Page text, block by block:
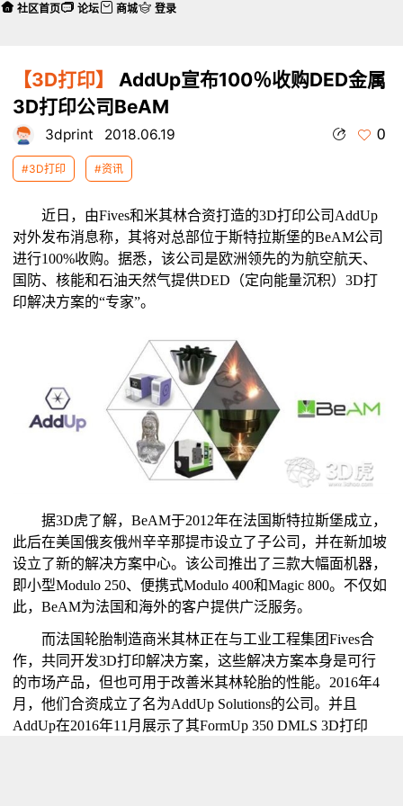
【3D打印】
AddUp宣布100％收购DED金属
3D打印公司BeAM
3dprint 2018.06.19 0
#3D打印 #资讯
近日，由Fives和米其林合资打造的3D打印公司AddUp
对外发布消息称，其将对总部位于斯特拉斯堡的BeAM公司
进行100%收购。据悉，该公司是欧洲领先的为航空航天、
国防、核能和石油天然气提供DED（定向能量沉积）3D打
印解决方案的“专家”。
据3D虎了解，BeAM于2012年在法国斯特拉斯堡成立，
此后在美国俄亥俄州辛辛那提市设立了子公司，并在新加坡
设立了新的解决方案中心。该公司推出了三款大幅面机器，
即小型Modulo 250、便携式Modulo 400和Magic 800。不仅如
此，BeAM为法国和海外的客户提供广泛服务。
而法国轮胎制造商米其林正在与工业工程集团Fives合
作，共同开发3D打印解决方案，这些解决方案本身是可行
的市场产品，但也可用于改善米其林轮胎的性能。2016年4
月，他们合资成立了名为AddUp Solutions的公司。并且
AddUp在2016年11月展示了其FormUp 350 DMLS 3D打印
社区首页 论坛 商城 登录